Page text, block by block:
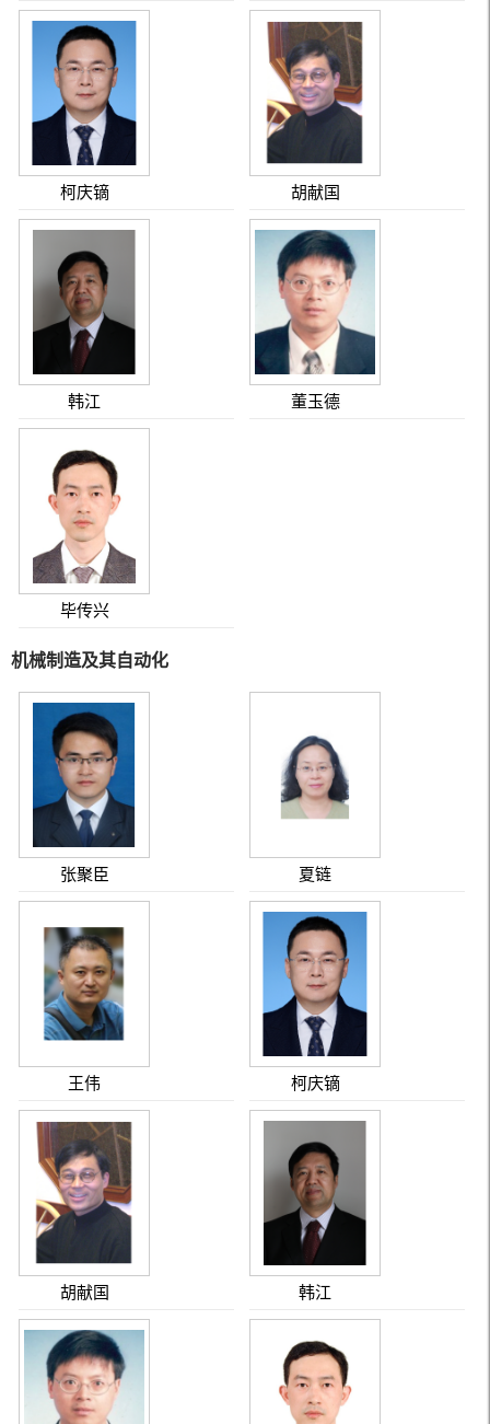
柯庆镝 胡献国
韩江 董玉德
毕传兴
机械制造及其自动化
张聚臣 夏链
王伟 柯庆镝
胡献国 韩江